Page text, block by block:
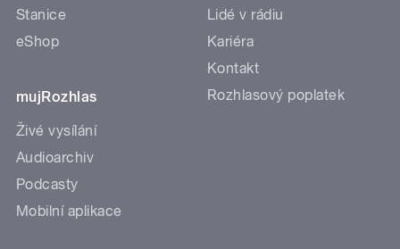
Stanice
eShop
mujRozhlas
Živé vysílání
Audioarchiv
Podcasty
Mobilní aplikace
Lidé v rádiu
Kariéra
Kontakt
Rozhlasový poplatek